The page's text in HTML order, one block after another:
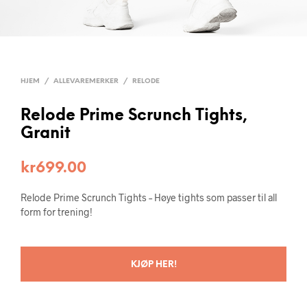
HJEM / ALLEVAREMERKER / RELODE
Relode Prime Scrunch Tights,
Granit
kr699.00
Relode Prime Scrunch Tights – Høye tights som passer til all
form for trening!
KJØP HER!